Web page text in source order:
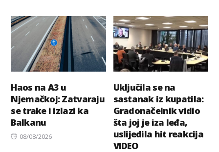
Haos na A3 u
Njemačkoj: Zatvaraju
se trake i izlazi ka
Balkanu
Posted
08/08/2026
Uključila se na
sastanak iz kupatila:
Gradonačelnik vidio
šta joj je iza leđa,
uslijedila hit reakcija
VIDEO